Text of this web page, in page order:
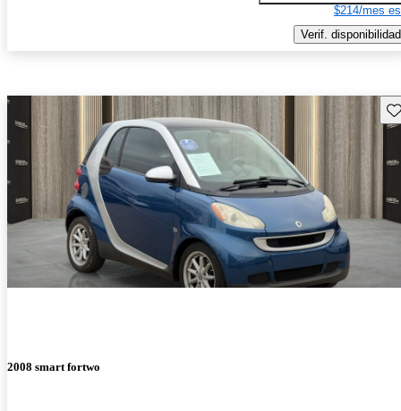
$214/mes
Verif. disponibilidad
2008 smart fortwo